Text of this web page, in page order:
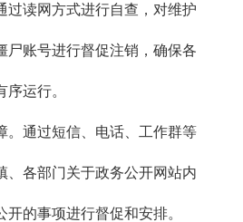
过读网方式进行自查，对维护
尸账号进行督促注销，确保各
运行。
。通过短信、电话、工作群等
、各部门关于政务公开网站内
的事项进行督促和安排。